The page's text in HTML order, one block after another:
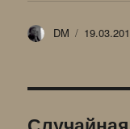
Автор
DM